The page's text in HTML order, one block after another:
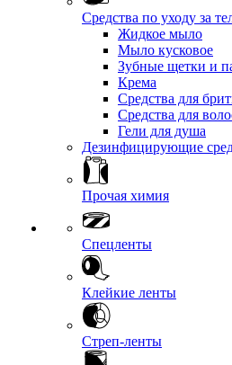
Средства по уходу за
Жидкое мыло
Мыло кусковое
Зубные щетки и
Крема
Средства для
Средства для
Гели для душа
Дезинфицирующие
Прочая химия
Спецленты
Клейкие ленты
Стреп-ленты